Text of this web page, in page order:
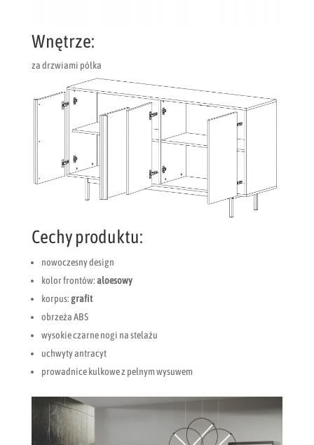
Wnętrze:
za drzwiami półka
Cechy produktu:
nowoczesny design
kolor frontów:aloesowy
korpus: grafit
obrzeża ABS
wysokie czarne nogi na stelażu
uchwyty antracyt
prowadnice kulkowe z pełnym wysuwem